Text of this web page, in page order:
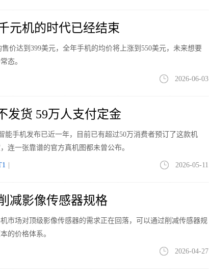
元机的时代已经结束
价达到399美元，全年手机的均价将上涨到550美元，未来想要
态。
2026-06-03
发货 59万人支付定金
能手机发布已近一年，目前已有超过50万消费者预订了这款机
连一张靠谱的官方真机图都未曾公布。
2026-05-11
减影像传感器规格
市场对顶级影像传感器的需求正在回落，可以通过削减传感器规
的价格体系。
2026-04-27